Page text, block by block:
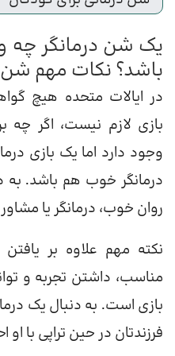
یک شن درمانگر چه
باشد؟‌ نکات مهم شن
در ایالات متحده هیچ
بازی لازم نیست، اگر چه
وجود دارد اما یک بازی
درمانگر خوب هم باشد.
روان خوب، درمانگر یا
نکته مهم علاوه بر
مناسب، داشتن تجربه و
بازی است. به دنبال یک
فرزندتان در حین تراپی با